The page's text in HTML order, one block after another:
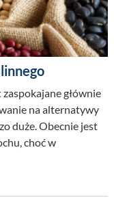
głównie
na alternatywy
duże. Obecnie jest
choć w
na jeszcze